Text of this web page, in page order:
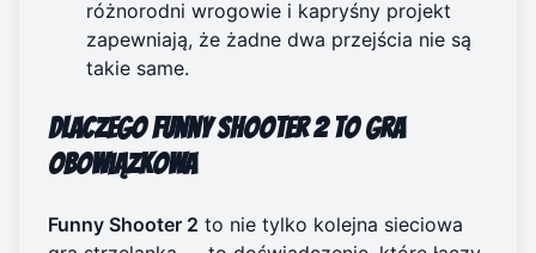
różnorodni wrogowie i kapryśny projekt
zapewniają, że żadne dwa przejścia nie są
takie same.
Dlaczego Funny Shooter 2 to gra
obowiązkowa
Funny Shooter 2 to nie tylko kolejna sieciowa